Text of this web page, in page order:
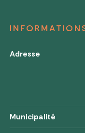
Adresse
Municipalité